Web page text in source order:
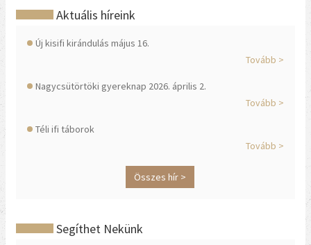
Aktuális híreink
Új kisifi kirándulás május 16.
Tovább >
Nagycsütörtöki gyereknap 2026. április 2.
Tovább >
Téli ifi táborok
Tovább >
Összes hír >
Segíthet Nekünk